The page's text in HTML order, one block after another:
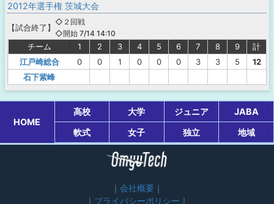
2012年選手権 茨城大会
【試合終了 】
◇２回戦
◇開始 7/14 14:10
チーム 1 2 3 4 5 6 7 8 9
計
江戸崎総合
0 0 1 0 0 0 3 3 5
12
石下紫峰
HOME
高校 大学 ジュニア
JABA
軟式
女子 独立 地域
会社概要
プライバシーポリシー